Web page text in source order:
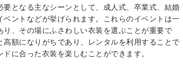
となる主なシーンとして、成人式、卒業式、結婚
ントなどが挙げられます。これらのイベントは一
、その場にふさわしい衣装を選ぶことが重要で
額になりがちであり、レンタルを利用することで
に合った衣装を楽しむことができます。